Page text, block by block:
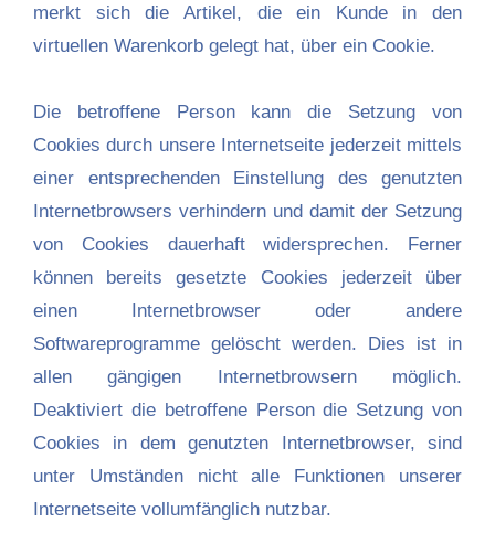
merkt sich die Artikel, die ein Kunde in den
virtuellen Warenkorb gelegt hat, über ein Cookie.
Die betroffene Person kann die Setzung von
Cookies durch unsere Internetseite jederzeit mittels
einer entsprechenden Einstellung des genutzten
Internetbrowsers verhindern und damit der Setzung
von Cookies dauerhaft widersprechen. Ferner
können bereits gesetzte Cookies jederzeit über
einen Internetbrowser oder andere
Softwareprogramme gelöscht werden. Dies ist in
allen gängigen Internetbrowsern möglich.
Deaktiviert die betroffene Person die Setzung von
Cookies in dem genutzten Internetbrowser, sind
unter Umständen nicht alle Funktionen unserer
Internetseite vollumfänglich nutzbar.